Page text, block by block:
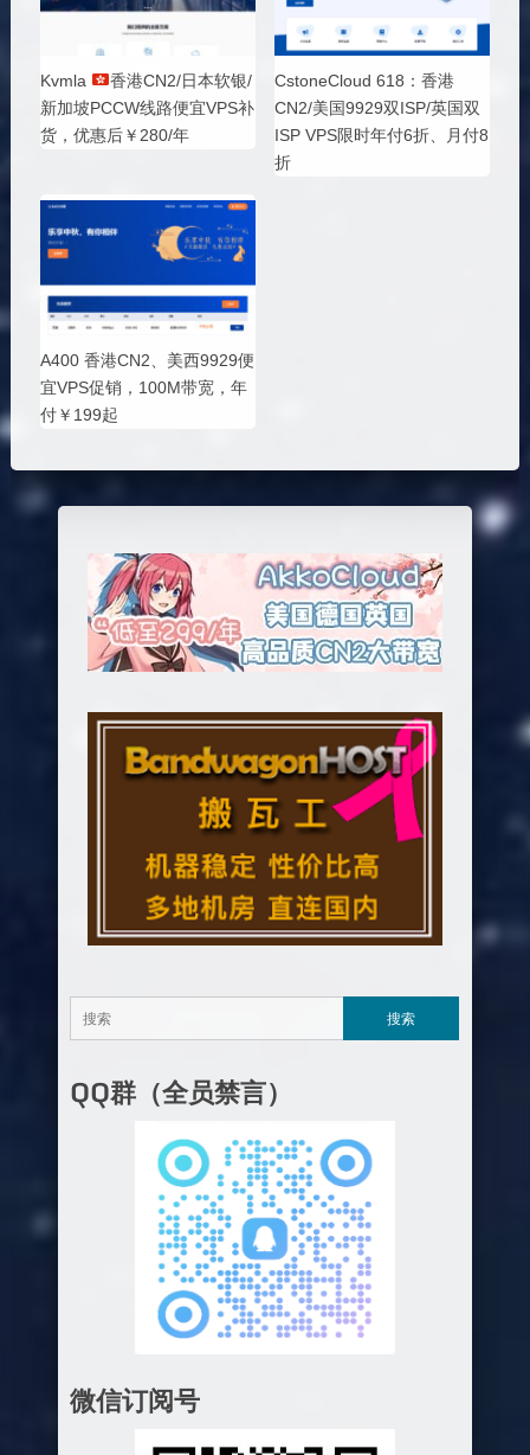
Kvmla
香港CN2/日本软银/
新加坡PCCW线路便宜VPS补
货，优惠后￥280/年
CstoneCloud 618：香港
CN2/美国9929双ISP/英国双
ISP VPS限时年付6折、月付8
折
A400 香港CN2、美西9929便
宜VPS促销，100M带宽，年
付￥199起
QQ群（全员禁言）
微信订阅号